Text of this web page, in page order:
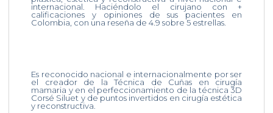
internacional. Haciéndolo el cirujano con +
calificaciones y opiniones de sus pacientes en
Colombia, con una reseña de 4.9 sobre 5 estrellas.
Es reconocido nacional e internacionalmente por ser
el creador de la Técnica de Cuñas en cirugía
mamaria y en el perfeccionamiento de la técnica 3D
Corsé Siluet y de puntos invertidos en cirugía estética
y reconstructiva.